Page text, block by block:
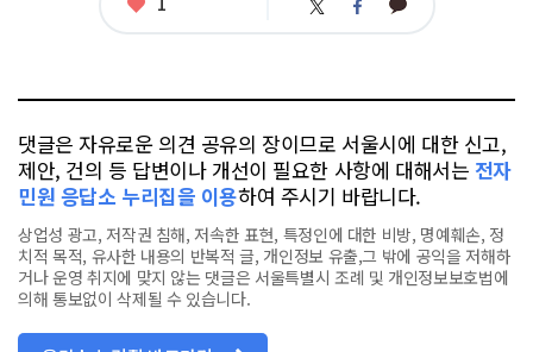
트 페
댓글은 자유로운 의견 공유의 장이므로 서울시에 대한 신고,
제안, 건의 등 답변이나 개선이 필요한 사항에 대해서는 전자
민원 응답소 누리집을 이용하여 주시기 바랍니다.
상업성 광고, 저작권 침해, 저속한 표현, 특정인에 대한 비방, 명예훼손, 정
치적 목적, 유사한 내용의 반복적 글, 개인정보 유출,그 밖에 공익을 저해하
거나 운영 취지에 맞지 않는 댓글은 서울특별시 조례 및 개인정보보호법에
의해 통보없이 삭제될 수 있습니다.